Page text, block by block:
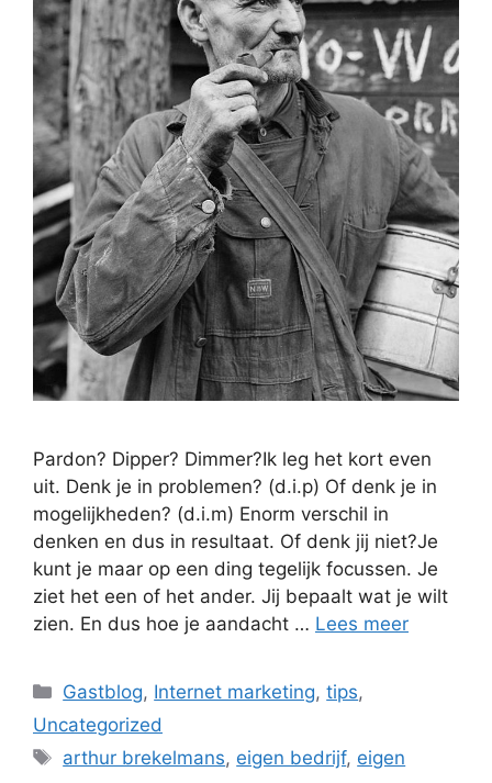
Pardon? Dipper? Dimmer?Ik leg het kort even
uit. Denk je in problemen? (d.i.p) Of denk je in
mogelijkheden? (d.i.m) Enorm verschil in
denken en dus in resultaat. Of denk jij niet?Je
kunt je maar op een ding tegelijk focussen. Je
ziet het een of het ander. Jij bepaalt wat je wilt
zien. En dus hoe je aandacht … Lees meer
Categorieën
Gastblog, Internet marketing,tips,
Uncategorized
Tags
arthur brekelmans, eigen bedrijf, eigen